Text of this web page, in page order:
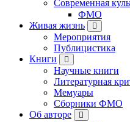
Современная
ФМО
Живая жизнь
Мероприятия
Публицистика
Книги
Научные книги
Литературная
Мемуары
Сборники ФМО
Об авторе